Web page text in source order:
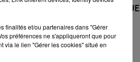
avec des
+ DE MUSIQUE
finalités et/ou partenaires dans "Gérer
préférences ne s'appliqueront que pour
via le lien "Gérer les cookies" situé en